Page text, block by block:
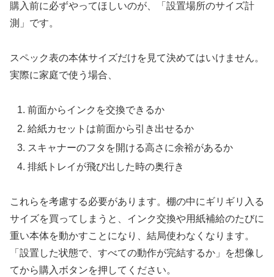
購入前に必ずやってほしいのが、「設置場所のサイズ計
測」です。
スペック表の本体サイズだけを見て決めてはいけません。
実際に家庭で使う場合、
前面からインクを交換できるか
給紙カセットは前面から引き出せるか
スキャナーのフタを開ける高さに余裕があるか
排紙トレイが飛び出した時の奥行き
これらを考慮する必要があります。棚の中にギリギリ入る
サイズを買ってしまうと、インク交換や用紙補給のたびに
重い本体を動かすことになり、結局使わなくなります。
「設置した状態で、すべての動作が完結するか」を想像し
てから購入ボタンを押してください。